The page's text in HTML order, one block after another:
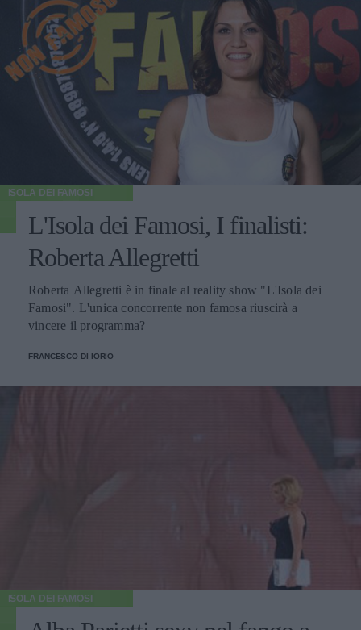
ISOLA DEI FAMOSI
L'Isola dei Famosi, I finalisti:
Roberta Allegretti
Roberta Allegretti è in finale al reality show "L'Isola dei
Famosi". L'unica concorrente non famosa riuscirà a
vincere il programma?
FRANCESCO DI IORIO
ISOLA DEI FAMOSI